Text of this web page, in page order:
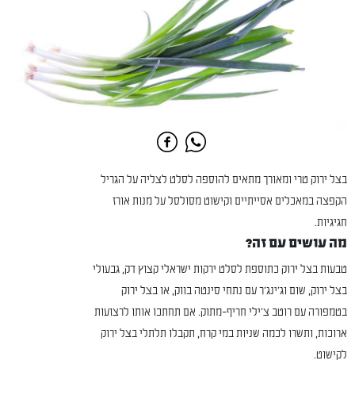
בצל ירוק טרי ומאורך מתאים להוספה לסלט לצליה על הגריל
הקפצה במאכלים אסייתיים וקישוט מסולסל על מנות אורז
חגיגיות.
מה עושים עם זה?
טבעות בצל ירוק כתוספת לסלט ירקות ישראלי קצוץ דק, גבעולי
בצל ירוק, שום וג'ינג'ר עם נתחי סינטה בווק, או בצל ירוק
בטמפורה עם רוטב צ'ילי חריף-מתוק. אם תחתכו אותו לרצועות
ארוכות, ותשרו לכמה שניות במי קרח, תקבלו תלתלי בצל ירוק
לקישוט.